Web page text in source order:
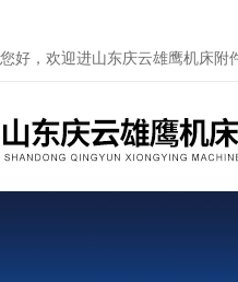
您好，欢迎进山东庆云雄鹰机床附